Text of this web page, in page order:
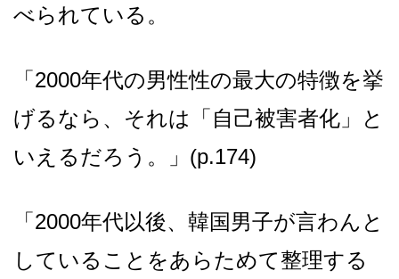
べられている。
「2000年代の男性性の最大の特徴を挙
げるなら、それは「自己被害者化」と
いえるだろう。」(p.174)
「2000年代以後、韓国男子が言わんと
していることをあらためて整理する